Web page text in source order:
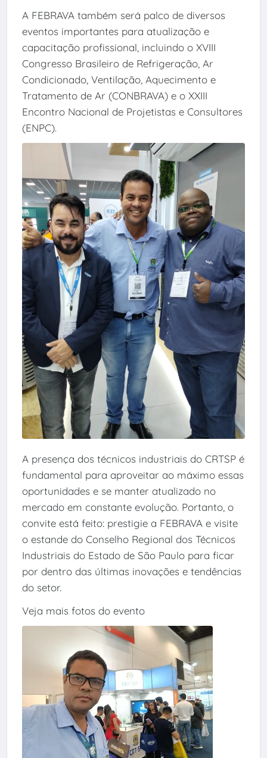
A FEBRAVA também será palco de diversos
eventos importantes para atualização e
capacitação profissional, incluindo o XVIII
Congresso Brasileiro de Refrigeração, Ar
Condicionado, Ventilação, Aquecimento e
Tratamento de Ar (CONBRAVA) e o XXIII
Encontro Nacional de Projetistas e Consultores
(ENPC).
A presença dos técnicos industriais do CRTSP é
fundamental para aproveitar ao máximo essas
oportunidades e se manter atualizado no
mercado em constante evolução. Portanto, o
convite está feito: prestigie a FEBRAVA e visite
o estande do Conselho Regional dos Técnicos
Industriais do Estado de São Paulo para ficar
por dentro das últimas inovações e tendências
do setor.
Veja mais fotos do evento